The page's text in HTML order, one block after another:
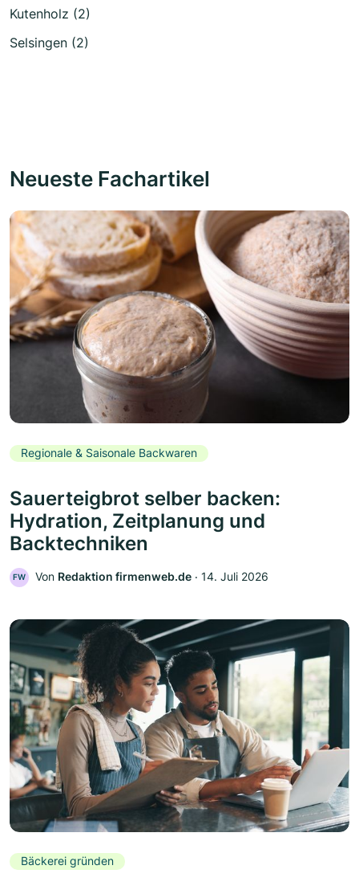
Kutenholz (2)
Selsingen (2)
Neueste Fachartikel
Regionale & Saisonale Backwaren
Sauerteigbrot selber backen:
Hydration, Zeitplanung und
Backtechniken
FW Von Redaktion firmenweb.de ‧ 14. Juli 2026
Bäckerei gründen